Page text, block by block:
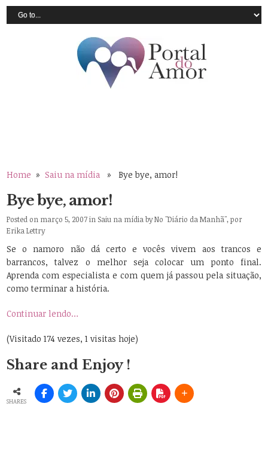
Home »Saiu na mídia » Bye bye, amor!
Bye bye, amor!
Posted on março 5, 2007 in Saiu na mídia byNo "Diário da Manhã", por
Erika Lettry
Se o namoro não dá certo e vocês vivem aos trancos e
barrancos, talvez o melhor seja colocar um ponto final.
Aprenda com especialista e com quem já passou pela situação,
como terminar a história.
Continuar lendo…
(Visitado 174 vezes, 1 visitas hoje)
Share and Enjoy !
SHARES